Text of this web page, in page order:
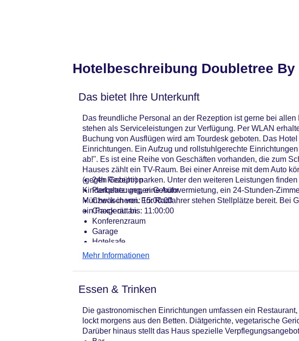
Hotelbeschreibung Doubletree
Das bietet Ihre Unterkunft
Das freundliche Personal an der Rezeption ist gerne bei
stehen als Serviceleistungen zur Verfügung. Per WLAN
Buchung von Ausflügen wird am Tourdesk geboten. Das
Einrichtungen. Ein Aufzug und rollstuhlgerechte
ab!". Es ist eine Reihe von Geschäften vorhanden, die zum
Hauses zählt ein TV-Raum. Bei einer Anreise mit dem Auto
(gegen Gebühr) parken. Unter den weiteren Leistungen
Kinderbetreuung, eine Autovermietung, ein 24-Stunden-
Münzwäscherei. Für Radfahrer stehen Stellplätze bereit. Bei
ein Faxgerät an.
24h Rezeption
Parkplatz: gegen Gebühr
Check-in von: 15:00:00
Check-out bis: 11:00:00
Konferenzraum
Garage
Hotelsafe
WLAN/WiFi im Hotel
Lift
Anzahl der Aufzüge: 1
Zimmerservice
Sonnenterrasse
Gesamtanzahl der Stockwerke: 15
Mehr Informationen
Essen & Trinken
Die gastronomischen Einrichtungen umfassen ein
lockt morgens aus den Betten. Diätgerichte, vegetarische
Darüber hinaus stellt das Haus spezielle